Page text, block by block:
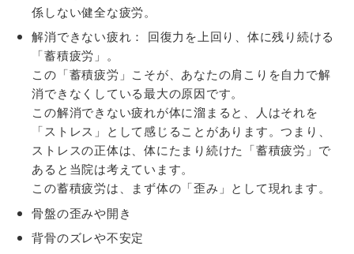
係しない健全な疲労。
解消できない疲れ： 回復力を上回り、体に残り続ける
「蓄積疲労」。
この「蓄積疲労」こそが、あなたの肩こりを自力で解
消できなくしている最大の原因です。
この解消できない疲れが体に溜まると、人はそれを
「ストレス」として感じることがあります。つまり、
ストレスの正体は、体にたまり続けた「蓄積疲労」で
あると当院は考えています。
この蓄積疲労は、まず体の「歪み」として現れます。
骨盤の歪みや開き
背骨のズレや不安定